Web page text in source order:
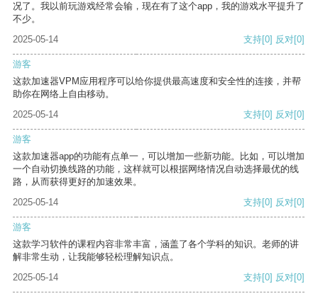
况了。我以前玩游戏经常会输，现在有了这个app，我的游戏水平提升了
不少。
2025-05-14
支持[0] 反对[0]
游客
这款加速器VPM应用程序可以给你提供最高速度和安全性的连接，并帮
助你在网络上自由移动。
2025-05-14
支持[0] 反对[0]
游客
这款加速器app的功能有点单一，可以增加一些新功能。比如，可以增加
一个自动切换线路的功能，这样就可以根据网络情况自动选择最优的线
路，从而获得更好的加速效果。
2025-05-14
支持[0] 反对[0]
游客
这款学习软件的课程内容非常丰富，涵盖了各个学科的知识。老师的讲
解非常生动，让我能够轻松理解知识点。
2025-05-14
支持[0] 反对[0]